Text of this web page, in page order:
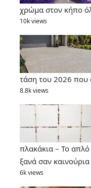
χρώμα στον κήπο
10k views
τάση του 2026 που
8.8k views
πλακάκια – Το
ξανά σαν καινούρια
6k views